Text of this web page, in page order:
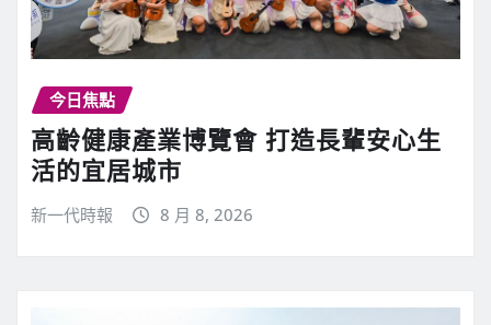
今日焦點
高齡健康產業博覽會 打造長輩安心生
活的宜居城市
新一代時報 8 月 8, 2026